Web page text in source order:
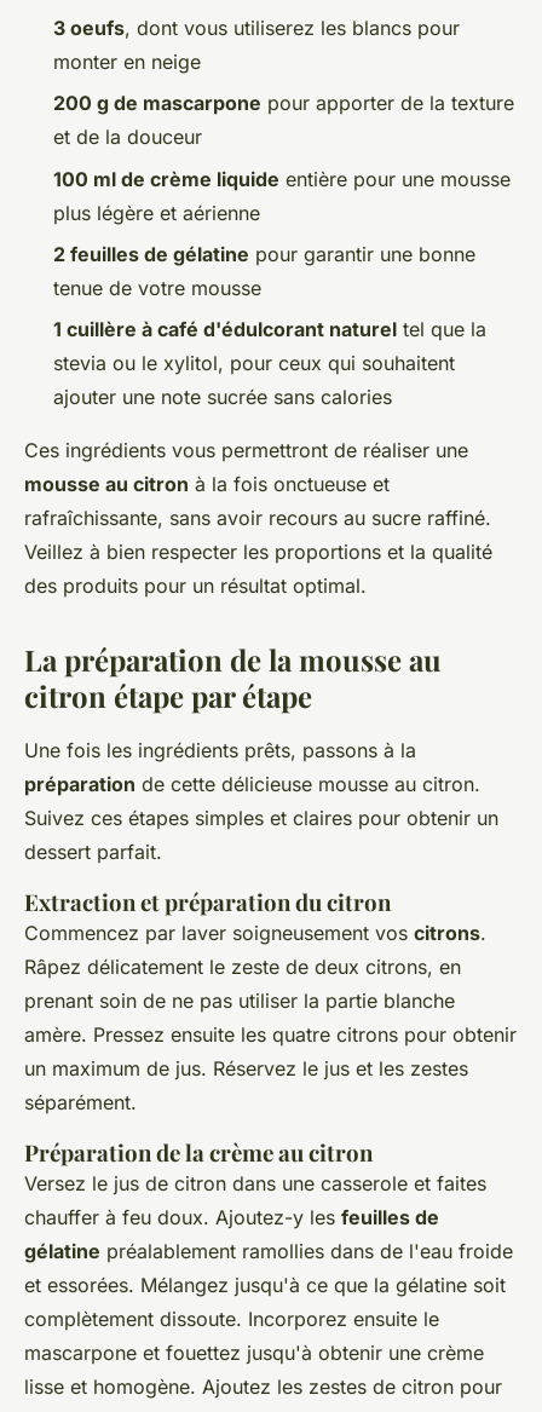
3 oeufs, dont vous utiliserez les blancs pour
monter en neige
200 g de mascarpone pour apporter de la texture
et de la douceur
100 ml de crème liquide entière pour une mousse
plus légère et aérienne
2 feuilles de gélatine pour garantir une bonne
tenue de votre mousse
1 cuillère à café d'édulcorant naturel tel que la
stevia ou le xylitol, pour ceux qui souhaitent
ajouter une note sucrée sans calories
Ces ingrédients vous permettront de réaliser une
mousse au citron à la fois onctueuse et
rafraîchissante, sans avoir recours au sucre raffiné.
Veillez à bien respecter les proportions et la qualité
des produits pour un résultat optimal.
La préparation de la mousse au
citron étape par étape
Une fois les ingrédients prêts, passons à la
préparation de cette délicieuse mousse au citron.
Suivez ces étapes simples et claires pour obtenir un
dessert parfait.
Extraction et préparation du citron
Commencez par laver soigneusement vos citrons.
Râpez délicatement le zeste de deux citrons, en
prenant soin de ne pas utiliser la partie blanche
amère. Pressez ensuite les quatre citrons pour obtenir
un maximum de jus. Réservez le jus et les zestes
séparément.
Préparation de la crème au citron
Versez le jus de citron dans une casserole et faites
chauffer à feu doux. Ajoutez-y les feuilles de
gélatine préalablement ramollies dans de l'eau froide
et essorées. Mélangez jusqu'à ce que la gélatine soit
complètement dissoute. Incorporez ensuite le
mascarpone et fouettez jusqu'à obtenir une crème
lisse et homogène. Ajoutez les zestes de citron pour